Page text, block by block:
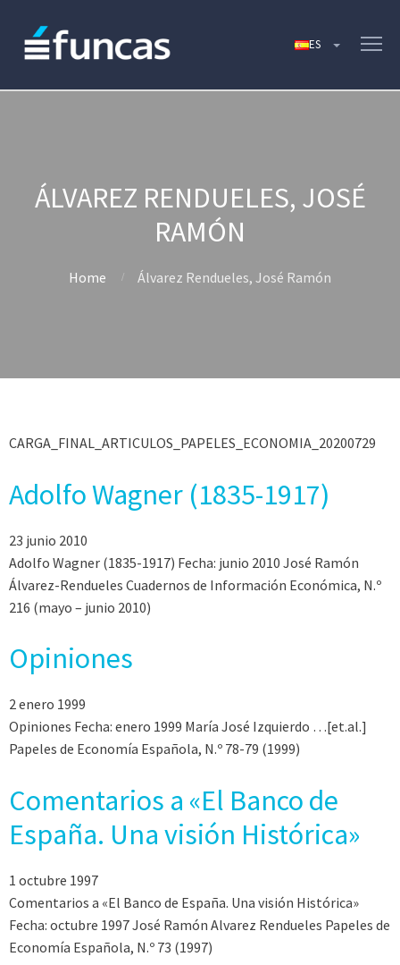
ÁLVAREZ RENDUELES, JOSÉ
RAMÓN
Home Álvarez Rendueles, José Ramón
CARGA_FINAL_ARTICULOS_PAPELES_ECONOMIA_20200729
Adolfo Wagner (1835-1917)
23 junio 2010
Adolfo Wagner (1835-1917) Fecha: junio 2010 José Ramón
Álvarez-Rendueles Cuadernos de Información Económica, N.º
216 (mayo – junio 2010)
Opiniones
2 enero 1999
Opiniones Fecha: enero 1999 María José Izquierdo …[et.al.]
Papeles de Economía Española, N.º 78-79 (1999)
Comentarios a «El Banco de
España. Una visión Histórica»
1 octubre 1997
Comentarios a «El Banco de España. Una visión Histórica»
Fecha: octubre 1997 José Ramón Alvarez Rendueles Papeles de
Economía Española, N.º 73 (1997)